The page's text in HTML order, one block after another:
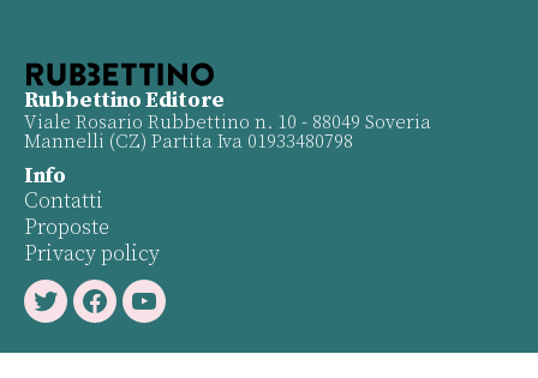
Rubbettino Editore
Viale Rosario Rubbettino n. 10 - 88049 Soveria
Mannelli (CZ) Partita Iva 01933480798
Info
Contatti
Proposte
Privacy policy
TwitterFacebookYoutube